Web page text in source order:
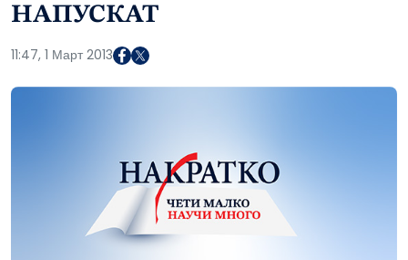
НАПУСКАТ
11:47, 1 Март 2013